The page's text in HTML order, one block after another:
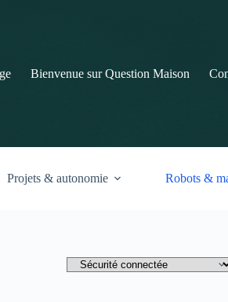
Bienvenue sur Question Maison
Projets & autonomie Robots &
Catégories